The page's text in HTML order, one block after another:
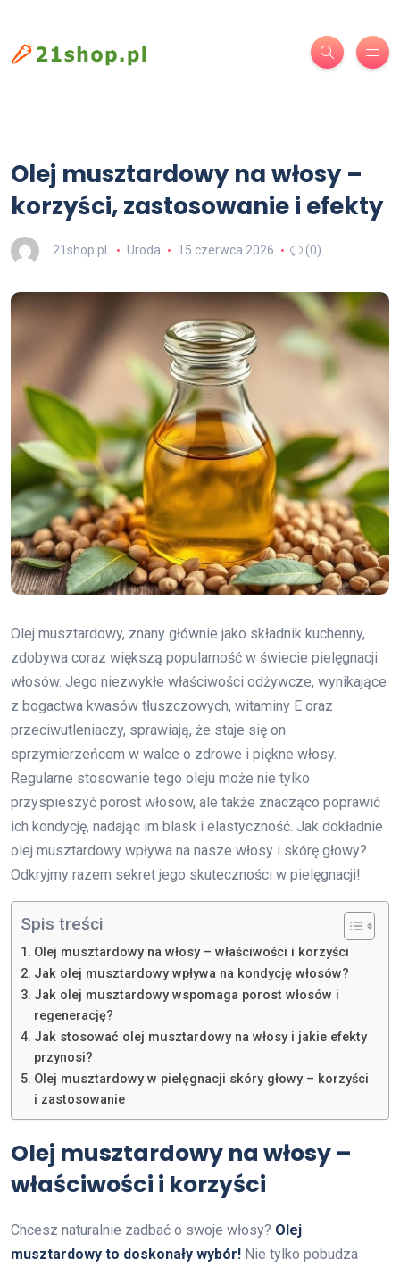
Olej musztardowy na włosy –
korzyści, zastosowanie i efekty
21shop.pl Uroda 15 czerwca 2026 (0)
Olej musztardowy, znany głównie jako składnik kuchenny,
zdobywa coraz większą popularność w świecie pielęgnacji
włosów. Jego niezwykłe właściwości odżywcze, wynikające
z bogactwa kwasów tłuszczowych, witaminy E oraz
przeciwutleniaczy, sprawiają, że staje się on
sprzymierzeńcem w walce o zdrowe i piękne włosy.
Regularne stosowanie tego oleju może nie tylko
przyspieszyć porost włosów, ale także znacząco poprawić
ich kondycję, nadając im blask i elastyczność. Jak dokładnie
olej musztardowy wpływa na nasze włosy i skórę głowy?
Odkryjmy razem sekret jego skuteczności w pielęgnacji!
Spis treści
Olej musztardowy na włosy – właściwości i korzyści
Jak olej musztardowy wpływa na kondycję włosów?
Jak olej musztardowy wspomaga porost włosów i
regenerację?
Jak stosować olej musztardowy na włosy i jakie efekty
przynosi?
Olej musztardowy w pielęgnacji skóry głowy – korzyści
i zastosowanie
Olej musztardowy na włosy –
właściwości i korzyści
Chcesz naturalnie zadbać o swoje włosy? Olej
musztardowy to doskonały wybór! Nie tylko pobudza